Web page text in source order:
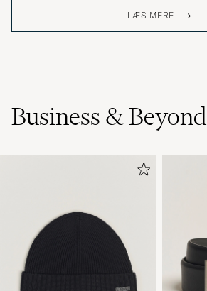
LÆS MERE
Business & Beyond